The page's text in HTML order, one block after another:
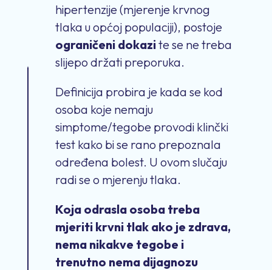
hipertenzije (mjerenje krvnog
tlaka u općoj populaciji), postoje
ograničeni dokazite se ne treba
slijepo držati preporuka.
Definicija probira je kada se kod
osoba koje nemaju
simptome/tegobe provodi klinčki
test kako bi se rano prepoznala
određena bolest. U ovom slučaju
radi se o mjerenju tlaka.
Koja odrasla osoba treba
mjeriti krvni tlak ako je zdrava,
nema nikakve tegobe i
trenutno nema dijagnozu